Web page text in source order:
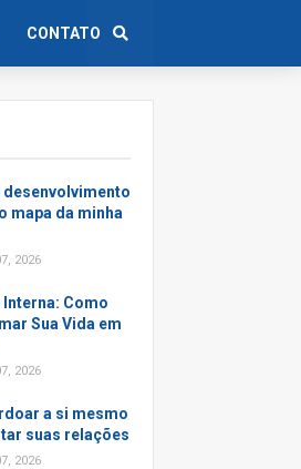
CONTATO
desenvolvimento
mapa da minha
2026
Interna: Como
Sua Vida em
2026
a si mesmo
suas relações
2026